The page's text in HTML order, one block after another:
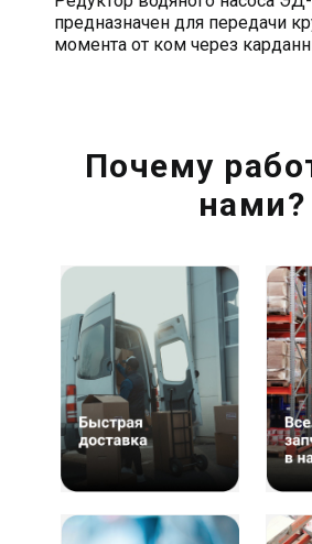
предназначен для передачи
момента от ком через
Почему
нами?